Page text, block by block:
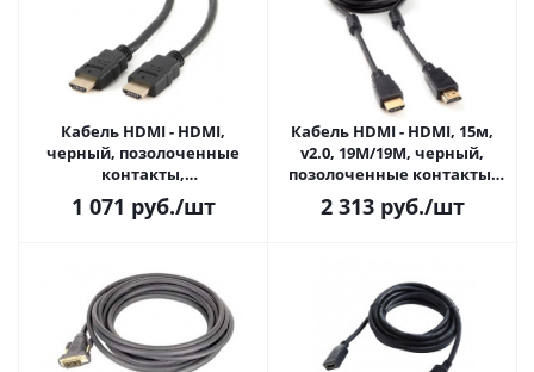
Кабель HDMI - HDMI,
черный, позолоченные
контакты,
экранированный, 10м. v1.4
(CC-HDMI4-10M)
1 071 руб./шт
Кабель HDMI - HDMI, 15м,
v2.0, 19M/19M, черный,
позолоченные контакты,
экранированный, 2
фер.кольца, Cablexpert
2 313руб./шт